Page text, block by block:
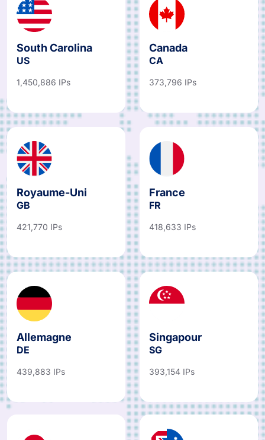
South Carolina
US
1,450,886 IPs
Canada
CA
373,796 IPs
Royaume-Uni
GB
421,770 IPs
France
FR
418,633 IPs
Allemagne
DE
439,883 IPs
Singapour
SG
393,154 IPs